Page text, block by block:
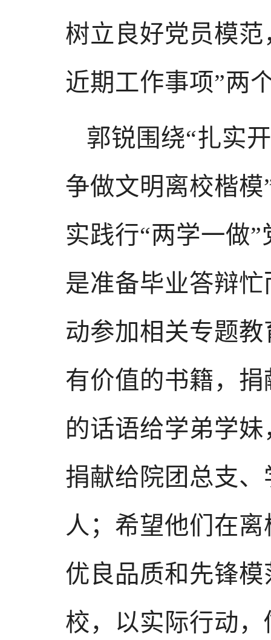
树立良好党员模
近期工作事项”两
郭锐围绕“扎实
争做文明离校楷
实践行“两学一做
是准备毕业答辩
动参加相关专题
有价值的书籍，
的话语给学弟学
捐献给院团总支
人；希望他们在
优良品质和先锋
校，以实际行动